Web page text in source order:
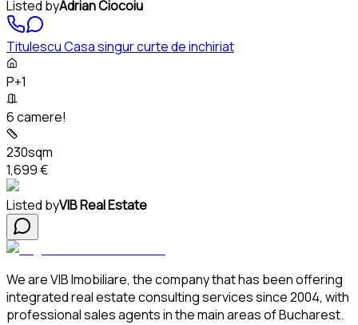
Listed byAdrian Ciocoiu
Titulescu Casa singur curte de inchiriat
P+1
6 camere!
230sqm
1,699 €
Listed byVIB Real Estate
We are VIB Imobiliare, the company that has been offering
integrated real estate consulting services since 2004, with
professional sales agents in the main areas of Bucharest.